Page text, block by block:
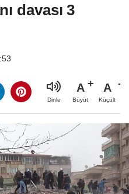
davası 3
Dinle
A
Büyüt
A
Küçült